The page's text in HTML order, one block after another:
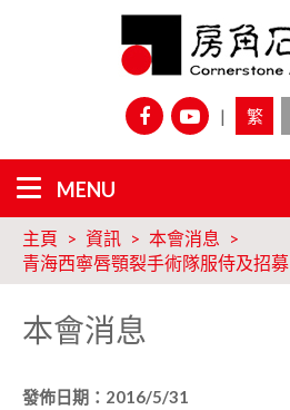
| 繁
主頁 資訊
本會消息
青海西寧唇顎裂手術隊服侍及招募
本會消息
發佈日期：2016/5/31